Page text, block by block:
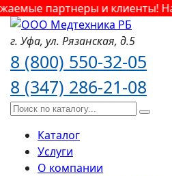
партнеры и клиенты!
г. Уфа, ул. Рязанская, д.5
8 (800) 550-32-05
8 (347) 286-21-08
Каталог
Услуги
О компании